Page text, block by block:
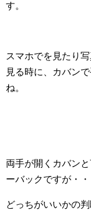
す。
スマホでを見たり
見る時に、カバン
ね。
両手が開くカバン
ーバックですが・・
どっちがいいかの